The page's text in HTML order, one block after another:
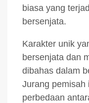
biasa yang
bersenjata.
Karakter unik
bersenjata dan
dibahas dalam
Jurang pemisah
perbedaan